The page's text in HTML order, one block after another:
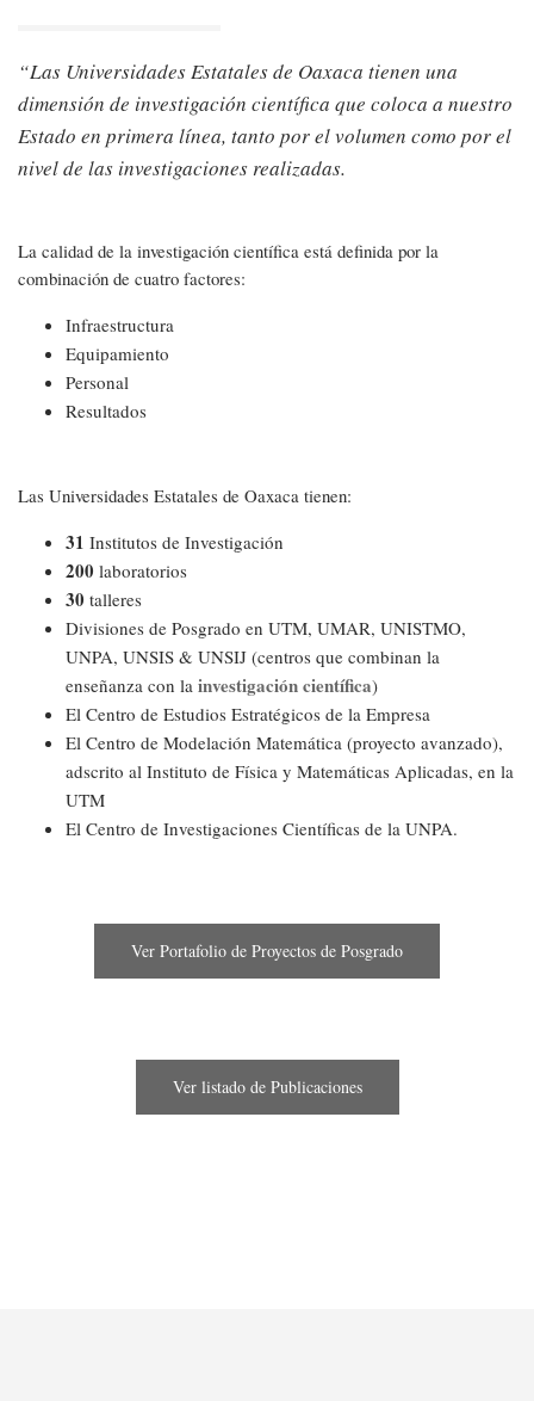
Las Universidades Estatales de Oaxaca tienen una
dimensión de investigación científica que coloca a nuestro
Estado en primera línea, tanto por el volumen como por el
nivel de las investigaciones realizadas.
La calidad de la investigación científica está definida por la
combinación de cuatro factores:
Infraestructura
Equipamiento
Personal
Resultados
Las Universidades Estatales de Oaxaca tienen:
31 Institutos de Investigación
200 laboratorios
30 talleres
Divisiones de Posgrado en UTM, UMAR, UNISTMO,
UNPA, UNSIS & UNSIJ (centros que combinan la
enseñanza con la investigación científica)
El Centro de Estudios Estratégicos de la Empresa
El Centro de Modelación Matemática (proyecto avanzado),
adscrito al Instituto de Física y Matemáticas Aplicadas, en la
UTM
El Centro de Investigaciones Científicas de la UNPA.
Ver Portafolio de Proyectos de Posgrado
Ver listado de Publicaciones